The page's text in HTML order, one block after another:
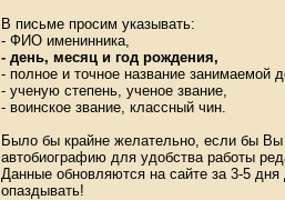
В письме просим указывать:
- ФИО именинника,
- день, месяц и год рождения,
- полное и точное название занимаемой
- ученую степень, ученое звание,
- воинское звание, классный чин.
Было бы крайне желательно, если бы
автобиографию для удобства работы
Данные обновляются на сайте за 3-5
опаздывать!